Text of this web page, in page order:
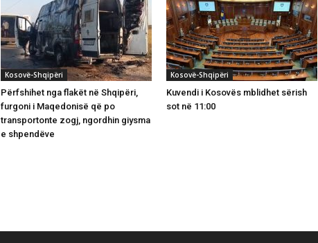
Kosovë-Shqipëri
Përfshihet nga flakët në Shqipëri,
furgoni i Maqedonisë që po
transportonte zogj, ngordhin giysma
e shpendëve
Kosovë-Shqipëri
Kuvendi i Kosovës mblidhet sërish
sot në 11:00